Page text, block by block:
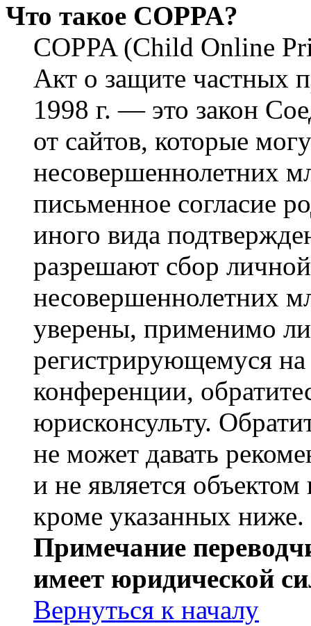
Что такое COPPA?
COPPA (Child Online
Акт о защите частных
1998 г. — это закон
от сайтов, которые
несовершеннолетних
письменное согласие
иного вида
разрешают сбор
несовершеннолетних
уверены, применимо
регистрирующемуся
конференции,
юрисконсульту.
не может давать
и не является
кроме указанных ниже.
Примечание
имеет юридической
Вернуться к началу